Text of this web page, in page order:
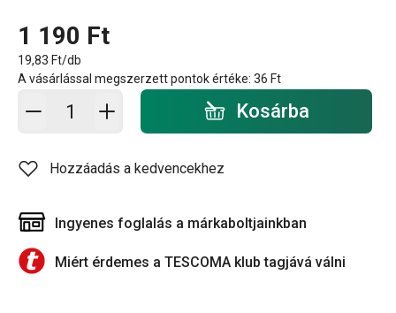
1 190 Ft
19,83 Ft/db
A vásárlással megszerzett pontok értéke: 36 Ft
Kosárba - mennyiség Kosárba
Hozzáadás a kedvencekhez
Ingyenes foglalás a márkaboltjainkban
Miért érdemes a TESCOMA klub tagjává válni